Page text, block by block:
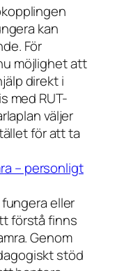
kan
För
möjlighet att
direkt i
med RUT-
väljer
för att ta
– personligt
eller
förstå finns
Genom
stöd